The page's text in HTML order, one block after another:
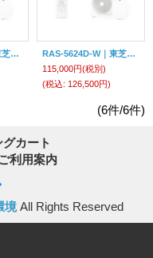
RAS-4014D-W｜東芝エアコン14畳用
RAS-5624D-W｜東芝エアコン18畳用
115,000円(税別)
(税込: 126,500円)
(6件/6件)
カート
利用案内
境All Rights Reserved